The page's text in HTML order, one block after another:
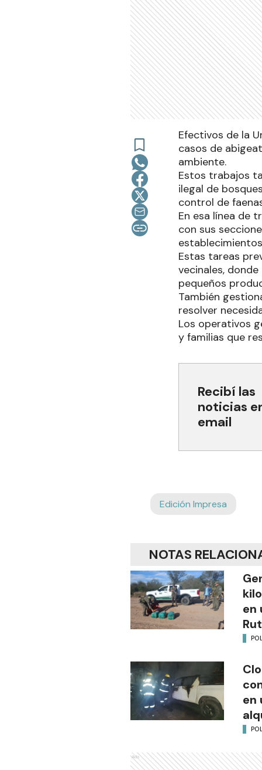
Efectivos de la
casos de
ambiente.
Estos trabajos
ilegal de
control de
En esa línea de
con sus
Estas tareas
vecinales,
pequeños
También
resolver
Los operativos
y familias que
Recibí las
noticias
email
Edición Impresa
NOTAS
en
en
Ads